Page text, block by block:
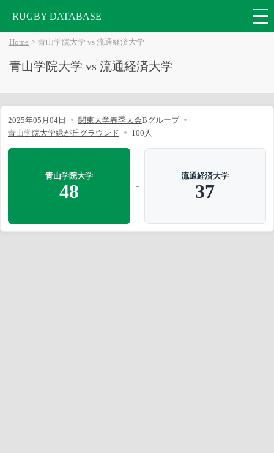
RUGBY DATABASE
Home 青山学院大学 vs 流通経済大学
青山学院大学 vs 流通経済大学
2025年05月04日 関東大学春季大会Bグループ
青山学院大学緑が丘グラウンド
100人
青山学院大学
48 -
流通経済大学
37